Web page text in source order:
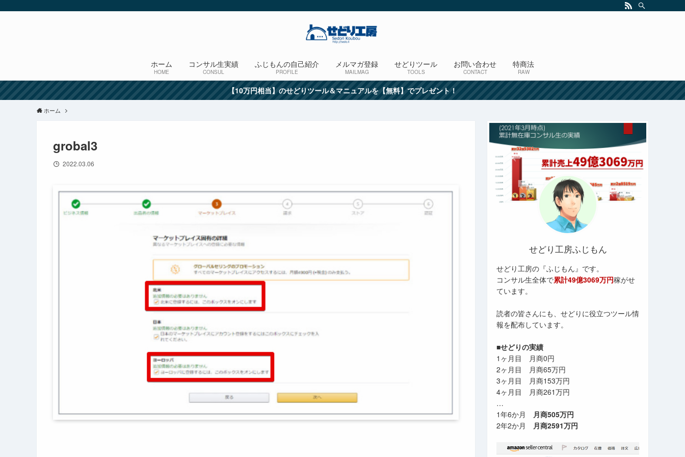
ホーム
HOME
コンサル生実績
CONSUL
ふじもんの自己紹介
PROFILE
メルマガ登録
MAILMAG
せどりツール
TOOLS
お問い合わせ
CONTACT
特商法
RAW
【10万円相当】のせどりツール＆マニュアルを【無料】でプレゼント！
ホーム
grobal3
2022.03.06
せどり工房ふじもん
せどり工房の『ふじもん』です。
コンサル生全体で累計49億3069万円稼がせ
ています。
読者の皆さんにも、せどりに役立つツール情
報を配布しています。
■せどりの実績
1ヶ月目 月商0円
2ヶ月目 月商65万円
3ヶ月目 月商153万円
4ヶ月目 月商261万円
…
1年6か月 月商505万円
2年2か月 月商2591万円